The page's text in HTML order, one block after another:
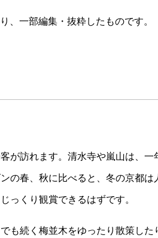
、一部編集・抜粋したものです。
が訪れます。清水寺や嵐山は、一
の春、秋に比べると、冬の京都は
っくり観賞できるはずです。
も続く梅並木をゆったり散策した